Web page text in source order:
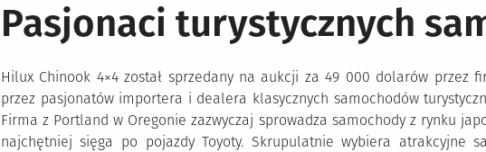
Pasjonaci turystycznych
Hilux Chinook 4×4 został sprzedany na aukcji za 49 000 dolarów przez
przez pasjonatów importera i dealera klasycznych samochodów
Firma z Portland w Oregonie zazwyczaj sprowadza samochody z rynku
najchętniej sięga po pojazdy Toyoty. Skrupulatnie wybiera atrakcyjne